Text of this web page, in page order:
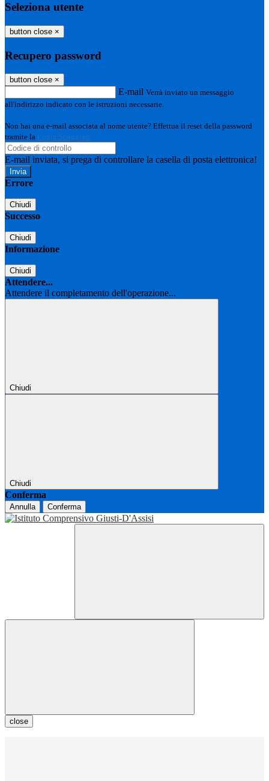
Seleziona utente
button close ×
Recupero password
button close ×
E-mail Verrà inviato un messaggio
all'indirizzo indicato con le istruzioni necessarie.
Non hai una e-mail associata al nome utente? Effettua il reset della password
tramite la Login Spaggiari
E-mail inviata, si prega di controllare la casella di posta elettronica!
Errore
Chiudi
Successo
Chiudi
Informazione
Chiudi
Attendere...
Attendere il completamento dell'operazione...
Chiudi
Chiudi
Conferma
Annulla Conferma
close